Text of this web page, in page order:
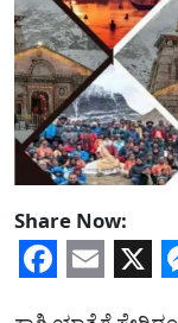
Share Now:
Email
X